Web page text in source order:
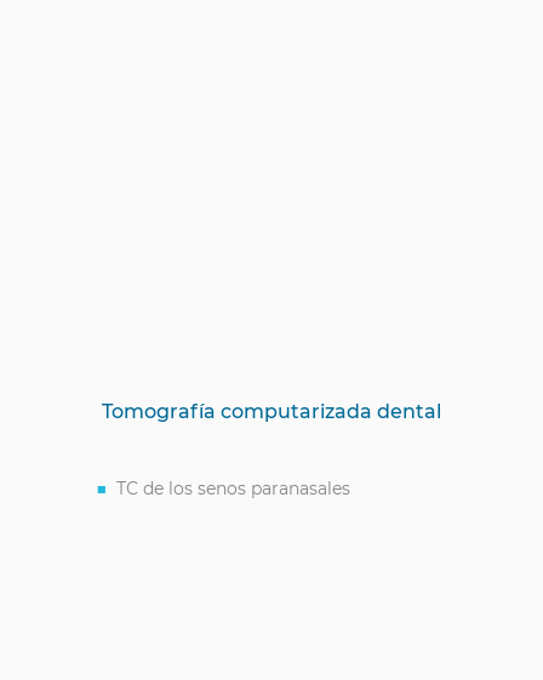
Tomografía computarizada dental
TC de los senos paranasales